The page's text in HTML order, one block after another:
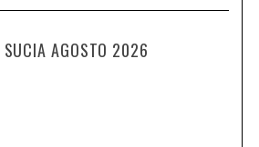
AGOSTO 2026